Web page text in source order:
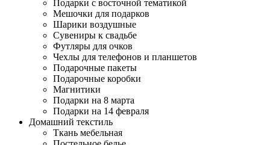
Подарки с восточной тематикой
Мешочки для подарков
Шарики воздушные
Сувениры к свадьбе
Футляры для очков
Чехлы для телефонов и планшетов
Подарочные пакеты
Подарочные коробки
Магнитики
Подарки на 8 марта
Подарки на 14 февраля
Домашний текстиль
Ткань мебельная